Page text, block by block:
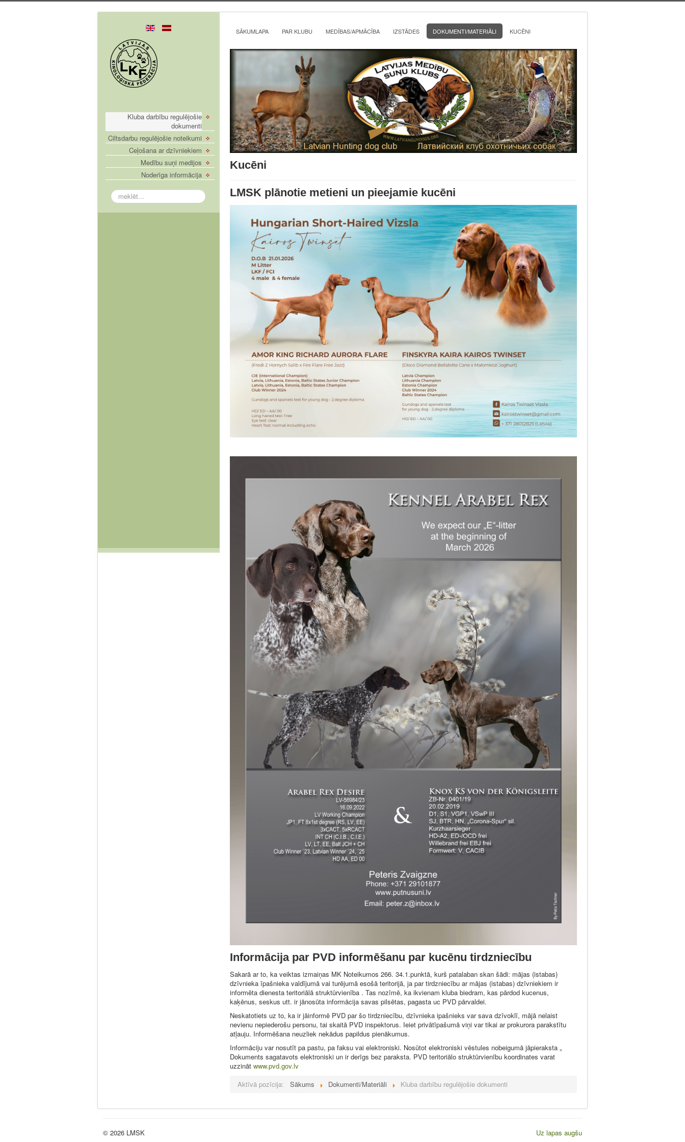
Kluba darbību regulējošie
dokumenti
Ciltsdarbu regulējošie noteikumi
Ceļošana ar dzīvniekiem
Medību suņi medijos
Noderīga informācija
meklēt...
SĀKUMLAPA PAR KLUBU MEDĪBAS/APMĀCĪBA IZSTĀDES DOKUMENTI/MATERIĀLI KUCĒNI
Kucēni
LMSK plānotie metieni un pieejamie kucēni
Informācija par PVD informēšanu par kucēnu tirdzniecību
Sakarā ar to, ka veiktas izmaiņas MK Noteikumos 266. 34.1.punktā, kurš patalaban skan šādi: mājas (istabas)
dzīvnieka īpašnieka valdījumā vai turējumā esošā teritorijā, ja par tirdzniecību ar mājas (istabas) dzīvniekiem ir
informēta dienesta teritoriālā struktūrvienība . Tas nozīmē, ka ikvienam kluba biedram, kas pārdod kucenus,
kaķēnus, seskus utt. ir jānosūta informācija savas pilsētas, pagasta uc PVD pārvaldei.
Neskatotiets uz to, ka ir jāinformē PVD par šo tirdzniecību, dzīvnieka ipašnieks var sava dzīvoklī, mājā nelaist
nevienu nepiederošu personu, tai skaitā PVD inspektorus. Ieiet privātīpašumā viņi var tikai ar prokurora parakstītu
atļauju. Informēšana neuzliek nekādus papildus pienākumus.
Informāciju var nosutīt pa pastu, pa faksu vai elektroniski. Nosūtot elektroniski vēstules nobeigumā jāpieraksta „
Dokuments sagatavots elektroniski un ir derīgs bez paraksta. PVD teritoriālo struktūrvienību koordinates varat
uzzināt www.pvd.gov.lv
Aktīvā pozīcija:
Sākums Dokumenti/Materiāli Kluba darbību regulējošie dokumenti
Uz lapas augšu
© 2026 LMSK